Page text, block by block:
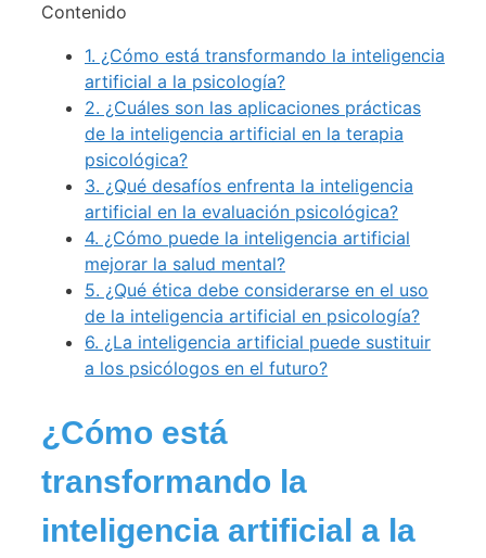
Contenido
1. ¿Cómo está transformando la inteligencia
artificial a la psicología?
2. ¿Cuáles son las aplicaciones prácticas
de la inteligencia artificial en la terapia
psicológica?
3. ¿Qué desafíos enfrenta la inteligencia
artificial en la evaluación psicológica?
4. ¿Cómo puede la inteligencia artificial
mejorar la salud mental?
5. ¿Qué ética debe considerarse en el uso
de la inteligencia artificial en psicología?
6. ¿La inteligencia artificial puede sustituir
a los psicólogos en el futuro?
¿Cómo está
transformando la
inteligencia artificial a la